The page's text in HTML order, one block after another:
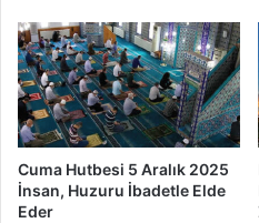
l
i
r
?
Cuma Hutbesi 5 Aralık 2025
İnsan, Huzuru İbadetle Elde
Eder